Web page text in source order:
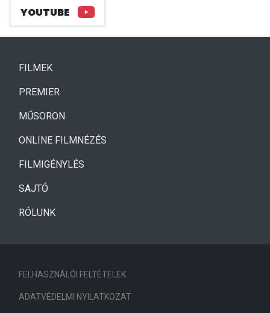
YOUTUBE
FILMEK(CURRENT)
PREMIER
MŰSORON
ONLINE FILMNÉZÉS
FILMIGÉNYLÉS
SAJTÓ
RÓLUNK
FELHASZNÁLÓI FELTÉTELEK
ADATVÉDELMI NYILATKOZAT